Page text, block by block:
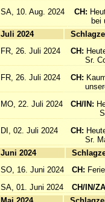
SA, 10. Aug. 2024
CH:
bei
Juli 2024
FR, 26. Juli 2024
CH:
Sr.
FR, 26. Juli 2024
CH:
unsere
MO, 22. Juli 2024
CH/IN:
Sr.
DI, 02. Juli 2024
CH:
Sr.
Juni 2024
SO, 16. Juni 2024
CH:
SA, 01. Juni 2024
CH/IN/